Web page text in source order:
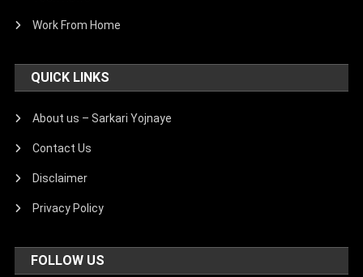
Work From Home
QUICK LINKS
About us – Sarkari Yojnaye
Contact Us
Disclaimer
Privacy Policy
FOLLOW US